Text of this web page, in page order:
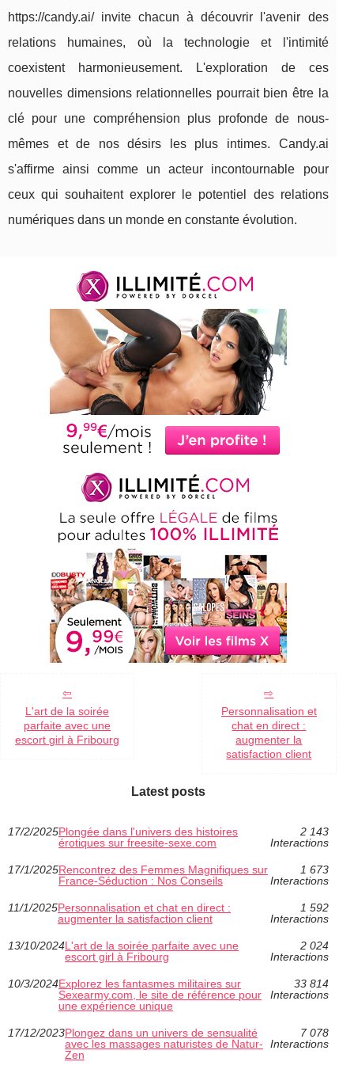
https://candy.ai/ invite chacun à découvrir l'avenir des
relations humaines, où la technologie et l'intimité
coexistent harmonieusement. L'exploration de ces
nouvelles dimensions relationnelles pourrait bien être la
clé pour une compréhension plus profonde de nous-
mêmes et de nos désirs les plus intimes. Candy.ai
s'affirme ainsi comme un acteur incontournable pour
ceux qui souhaitent explorer le potentiel des relations
numériques dans un monde en constante évolution.
L'art de la soirée
parfaite avec une
escort girl à Fribourg
Personnalisation et
chat en direct :
augmenter la
satisfaction client
Latest posts
17/2/2025Plongée dans l'univers des histoires
érotiques sur freesite-sexe.com
2 143
Interactions
17/1/2025Rencontrez des Femmes Magnifiques sur
France-Séduction : Nos Conseils
1 673
Interactions
11/1/2025Personnalisation et chat en direct :
augmenter la satisfaction client
1 592
Interactions
13/10/2024L'art de la soirée parfaite avec une
escort girl à Fribourg
2 024
Interactions
10/3/2024Explorez les fantasmes militaires sur
Sexearmy.com, le site de référence pour
une expérience unique
33 814
Interactions
17/12/2023Plongez dans un univers de sensualité
avec les massages naturistes de Natur-
Zen
7 078
Interactions